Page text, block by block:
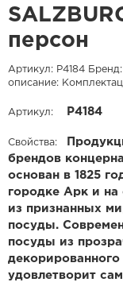
персон
Артикул: P4184
описание:
Артикул: P4184
Свойства:
брендов
основан в 1825
городке Арк и на
из признанных
посуды.
посуды из
удовлетворит